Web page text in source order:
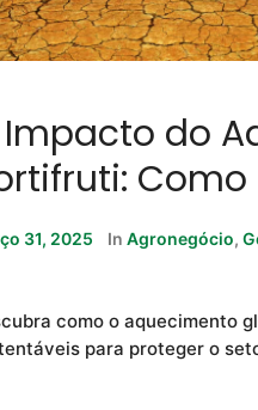
Impacto do
31, 2025 In Agronegócio,
como o aquecimento
para proteger o